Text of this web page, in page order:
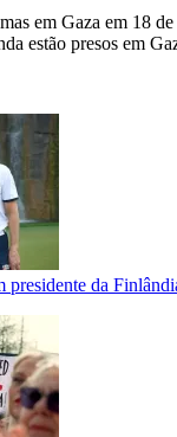
em Gaza em 18
estão presos em
presidente da